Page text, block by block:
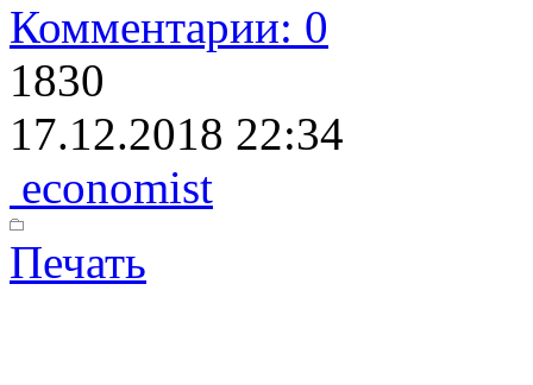
Комментарии: 0
1830
17.12.2018 22:34
economist
Печать